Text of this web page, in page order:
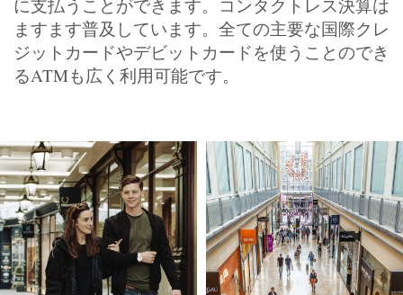
に支払うことができます。コンタクトレス決算は
ますます普及しています。全ての主要な国際クレ
ジットカードやデビットカードを使うことのでき
るATMも広く利用可能です。